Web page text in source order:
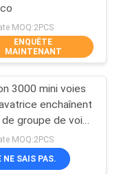
452
MOQ:2PCS
ENQUÊTE
MAINTENANT
3000 mini voies
enchaînent
de groupe de voie
de train
d'Assy
MOQ:2PCS
NE SAIS PAS.